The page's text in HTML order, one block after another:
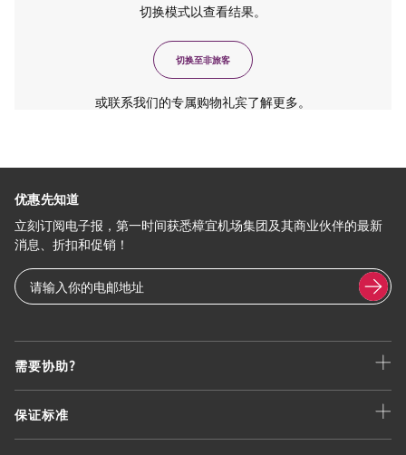
切换模式以查看结果。
切换至非旅客
或联系我们的专属购物礼宾了解更多。
需要协助?
保证标准
优惠先知道
立刻订阅电子报，第一时间获悉樟宜机场集团及其商业伙伴的最新
消息、折扣和促销！